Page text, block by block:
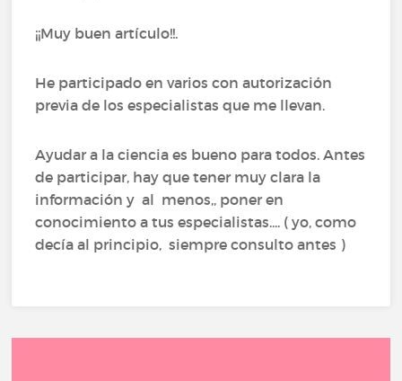
¡¡Muy buen artículo!!.
He participado en varios con autorización
previa de los especialistas que me llevan.
Ayudar a la ciencia es bueno para todos. Antes
de participar, hay que tener muy clara la
información y al menos,, poner en
conocimiento a tus especialistas.... ( yo, como
decía al principio, siempre consulto antes )